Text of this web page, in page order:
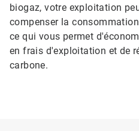
biogaz, votre exploitation
compenser la
ce qui vous permet
en frais d'exploitation et de
carbone.